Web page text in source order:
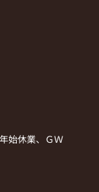
始休業、ＧＷ